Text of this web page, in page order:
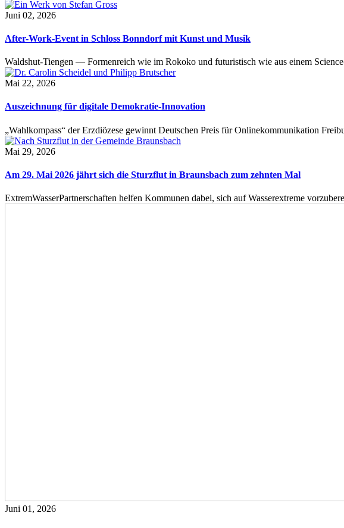
Juni 02, 2026
After-Work-Event in Schloss Bonndorf mit Kunst und Musik
Waldshut-Tiengen — Formenreich wie im Rokoko und futuristisch wie aus einem
Mai 22, 2026
Auszeichnung für digitale Demokratie-Innovation
„Wahlkompass“ der Erzdiözese gewinnt Deutschen Preis für Onlinekommunikation
Mai 29, 2026
Am 29. Mai 2026 jährt sich die Sturzflut in Braunsbach zum zehnten Mal
ExtremWasserPartnerschaften helfen Kommunen dabei, sich auf Wasserextreme
Juni 01, 2026